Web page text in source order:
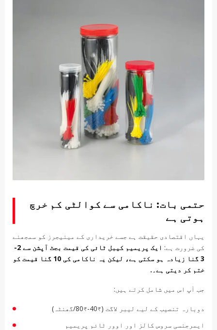
حتمی بات: ناکامی سے کوالٹی کم خرچ
ہوتی ہے
یہاں اقتصادی حقیقت ہے جسے خریداری کے مینیجرز کو سمجھنے
کی ضرورت ہے:
ایک پریمیم کیبل ٹائی کی قیمت بجٹ آپشن سے 2-
3 گنا زیادہ ہو سکتی ہے، لیکن یہ ناکامی کی 10 گنا قیمت کو
ختم کر دیتی ہے۔.
جب آپ اس میں شامل کرتے ہیں:
دوبارہ تنصیب کے لیے لیبر لاگت (₹40-₹80/گھنٹہ)
ایمرجنسی سروس کالز اور اوور ٹائم پریمیم